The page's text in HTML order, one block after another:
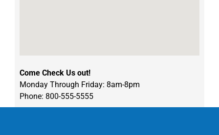
Come Check Us out!
Monday Through Friday: 8am-8pm
Phone: 800-555-5555